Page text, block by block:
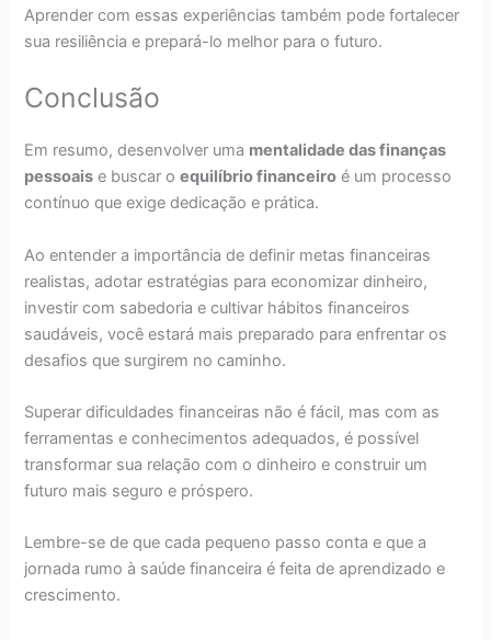
Aprender com essas experiências também pode fortalecer
sua resiliência e prepará-lo melhor para o futuro.
Conclusão
Em resumo, desenvolver uma mentalidade das finanças
pessoais e buscar oequilíbrio financeiro é um processo
contínuo que exige dedicação e prática.
Ao entender a importância de definir metas financeiras
realistas, adotar estratégias para economizar dinheiro,
investir com sabedoria e cultivar hábitos financeiros
saudáveis, você estará mais preparado para enfrentar os
desafios que surgirem no caminho.
Superar dificuldades financeiras não é fácil, mas com as
ferramentas e conhecimentos adequados, é possível
transformar sua relação com o dinheiro e construir um
futuro mais seguro e próspero.
Lembre-se de que cada pequeno passo conta e que a
jornada rumo à saúde financeira é feita de aprendizado e
crescimento.